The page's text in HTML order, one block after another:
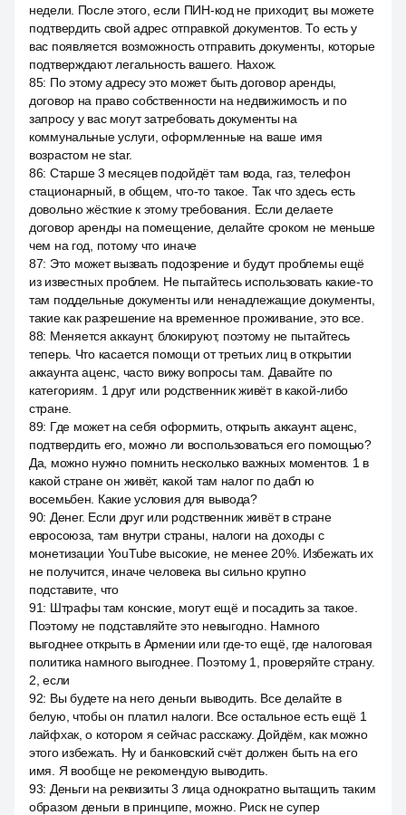
недели. После этого, если ПИН-код не приходит, вы можете
подтвердить свой адрес отправкой документов. То есть у
вас появляется возможность отправить документы, которые
подтверждают легальность вашего. Нахож.
85: По этому адресу это может быть договор аренды,
договор на право собственности на недвижимость и по
запросу у вас могут затребовать документы на
коммунальные услуги, оформленные на ваше имя
возрастом не star.
86: Старше 3 месяцев подойдёт там вода, газ, телефон
стационарный, в общем, что-то такое. Так что здесь есть
довольно жёсткие к этому требования. Если делаете
договор аренды на помещение, делайте сроком не меньше
чем на год, потому что иначе
87: Это может вызвать подозрение и будут проблемы ещё
из известных проблем. Не пытайтесь использовать какие-то
там поддельные документы или ненадлежащие документы,
такие как разрешение на временное проживание, это все.
88: Меняется аккаунт, блокируют, поэтому не пытайтесь
теперь. Что касается помощи от третьих лиц в открытии
аккаунта аценс, часто вижу вопросы там. Давайте по
категориям. 1 друг или родственник живёт в какой-либо
стране.
89: Где может на себя оформить, открыть аккаунт аценс,
подтвердить его, можно ли воспользоваться его помощью?
Да, можно нужно помнить несколько важных моментов. 1 в
какой стране он живёт, какой там налог по дабл ю
восемьбен. Какие условия для вывода?
90: Денег. Если друг или родственник живёт в стране
евросоюза, там внутри страны, налоги на доходы с
монетизации YouTube высокие, не менее 20%. Избежать их
не получится, иначе человека вы сильно крупно
подставите, что
91: Штрафы там конские, могут ещё и посадить за такое.
Поэтому не подставляйте это невыгодно. Намного
выгоднее открыть в Армении или где-то ещё, где налоговая
политика намного выгоднее. Поэтому 1, проверяйте страну.
2, если
92: Вы будете на него деньги выводить. Все делайте в
белую, чтобы он платил налоги. Все остальное есть ещё 1
лайфхак, о котором я сейчас расскажу. Дойдём, как можно
этого избежать. Ну и банковский счёт должен быть на его
имя. Я вообще не рекомендую выводить.
93: Деньги на реквизиты 3 лица однократно вытащить таким
образом деньги в принципе, можно. Риск не супер